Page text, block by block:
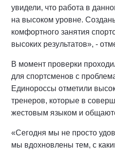
увидели, что работа в
на высоком уровне.
комфортного занятия
высоких результатов», -
В момент проверки
для спортсменов с
Единороссы отметили
тренеров, которые в
жестовым языком и
«Сегодня мы не просто
мы вдохновлены тем, с